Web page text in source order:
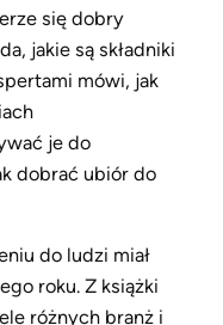
się dobry
jakie są składniki
mówi, jak
je do
dobrać ubiór do
do ludzi miał
roku. Z książki
różnych branż i